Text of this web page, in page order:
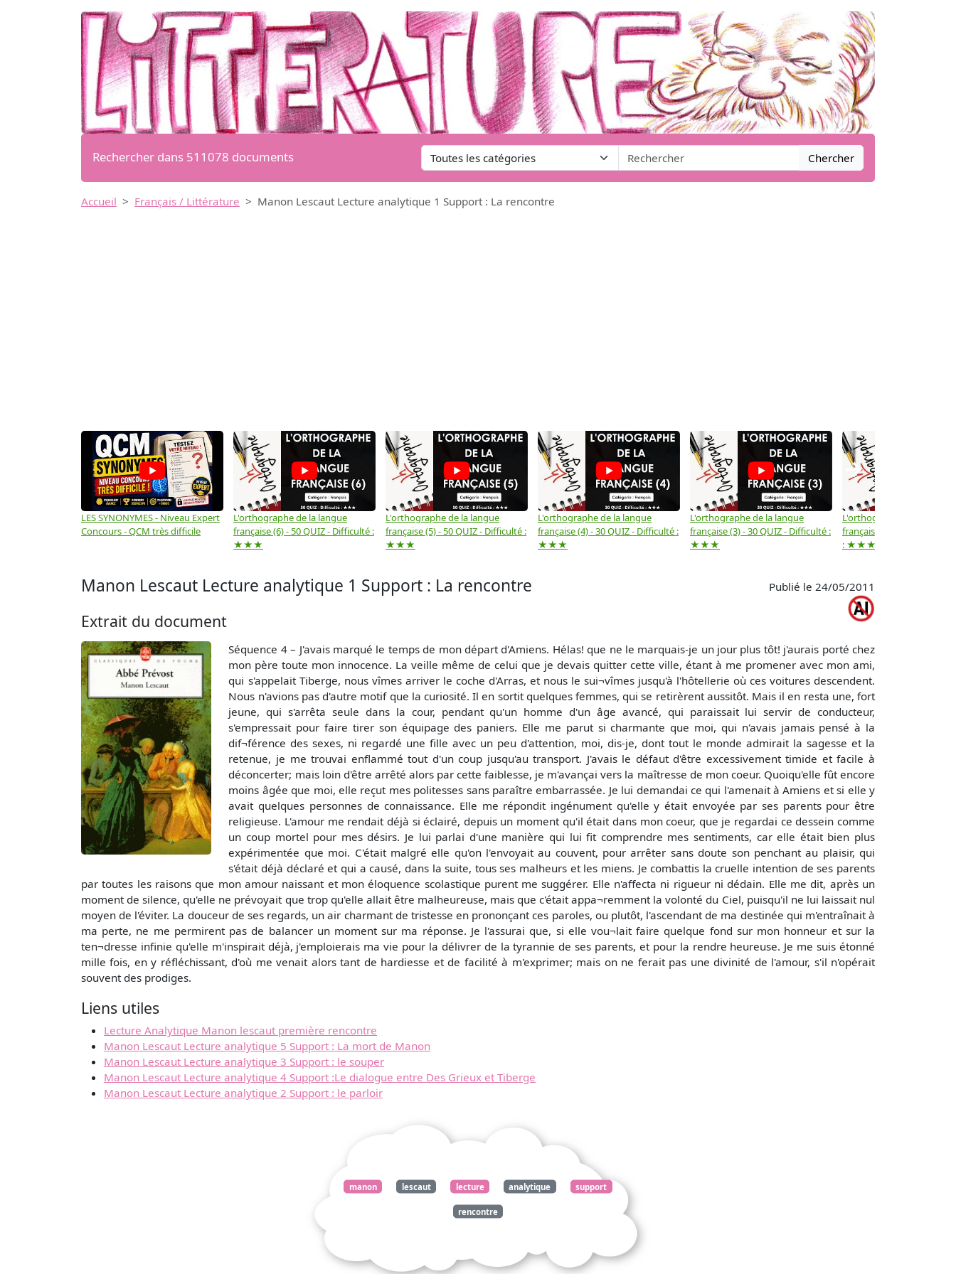
Rechercher dans 511078 documents Chercher
Accueil Français / Littérature Manon Lescaut Lecture analytique 1 Support : La rencontre
LES SYNONYMES - Niveau Expert
Concours - QCM très difficile
L'orthographe de la langue
française (6) - 50 QUIZ - Difficulté :
★★★
L'orthographe de la langue
française (5) - 50 QUIZ - Difficulté :
★★★
L'orthographe de la langue
française (4) - 30 QUIZ - Difficulté :
★★★
L'orthographe de la langue
française (3) - 30 QUIZ - Difficulté :
★★★
L'orthographe de la langue
française (2) -( 20 QUIZ -
: ★★★
→
Manon Lescaut Lecture analytique 1 Support : La rencontre Publié le 24/05/2011
Extrait du document
Séquence 4 – J'avais marqué le temps de mon départ d'Amiens. Hélas! que ne le marquais-je un jour plus tôt! j'aurais porté chez
mon père toute mon innocence. La veille même de celui que je devais quitter cette ville, étant à me promener avec mon ami,
qui s'appelait Tiberge, nous vîmes arriver le coche d'Arras, et nous le sui¬vîmes jusqu'à l'hôtellerie où ces voitures descendent.
Nous n'avions pas d'autre motif que la curiosité. Il en sortit quelques femmes, qui se retirèrent aussitôt. Mais il en resta une, fort
jeune, qui s'arrêta seule dans la cour, pendant qu'un homme d'un âge avancé, qui paraissait lui servir de conducteur,
s'empressait pour faire tirer son équipage des paniers. Elle me parut si charmante que moi, qui n'avais jamais pensé à la
dif¬férence des sexes, ni regardé une fille avec un peu d'attention, moi, dis-je, dont tout le monde admirait la sagesse et la
retenue, je me trouvai enflammé tout d'un coup jusqu'au transport. J'avais le défaut d'être excessivement timide et facile à
déconcerter; mais loin d'être arrêté alors par cette faiblesse, je m'avançai vers la maîtresse de mon coeur. Quoiqu'elle fût encore
moins âgée que moi, elle reçut mes politesses sans paraître embarrassée. Je lui demandai ce qui l'amenait à Amiens et si elle y
avait quelques personnes de connaissance. Elle me répondit ingénument qu'elle y était envoyée par ses parents pour être
religieuse. L'amour me rendait déjà si éclairé, depuis un moment qu'il était dans mon coeur, que je regardai ce dessein comme
un coup mortel pour mes désirs. Je lui parlai d'une manière qui lui fit comprendre mes sentiments, car elle était bien plus
expérimentée que moi. C'était malgré elle qu'on l'envoyait au couvent, pour arrêter sans doute son penchant au plaisir, qui
s'était déjà déclaré et qui a causé, dans la suite, tous ses malheurs et les miens. Je combattis la cruelle intention de ses parents
par toutes les raisons que mon amour naissant et mon éloquence scolastique purent me suggérer. Elle n'affecta ni rigueur ni dédain. Elle me dit, après un
moment de silence, qu'elle ne prévoyait que trop qu'elle allait être malheureuse, mais que c'était appa¬remment la volonté du Ciel, puisqu'il ne lui laissait nul
moyen de l'éviter. La douceur de ses regards, un air charmant de tristesse en prononçant ces paroles, ou plutôt, l'ascendant de ma destinée qui m'entraînait à
ma perte, ne me permirent pas de balancer un moment sur ma réponse. Je l'assurai que, si elle vou¬lait faire quelque fond sur mon honneur et sur la
ten¬dresse infinie qu'elle m'inspirait déjà, j'emploierais ma vie pour la délivrer de la tyrannie de ses parents, et pour la rendre heureuse. Je me suis étonné
mille fois, en y réfléchissant, d'où me venait alors tant de hardiesse et de facilité à m'exprimer; mais on ne ferait pas une divinité de l'amour, s'il n'opérait
souvent des prodiges.
Liens utiles
Lecture Analytique Manon lescaut première rencontre
Manon Lescaut Lecture analytique 5 Support : La mort de Manon
Manon Lescaut Lecture analytique 3 Support : le souper
Manon Lescaut Lecture analytique 4 Support :Le dialogue entre Des Grieux et Tiberge
Manon Lescaut Lecture analytique 2 Support : le parloir
manon lescaut lecture analytique support
rencontre